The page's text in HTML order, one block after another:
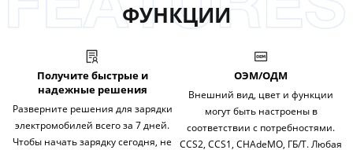
ФУНКЦИИ
Получите быстрые и
надежные решения
Разверните решения для зарядки
электромобилей всего за 7 дней.
Чтобы начать зарядку сегодня, не
ОЭМ/ОДМ
Внешний вид, цвет и функции
могут быть настроены в
соответствии с потребностями.
CCS2, CCS1, CHAdeMO, ГБ/Т. Любая